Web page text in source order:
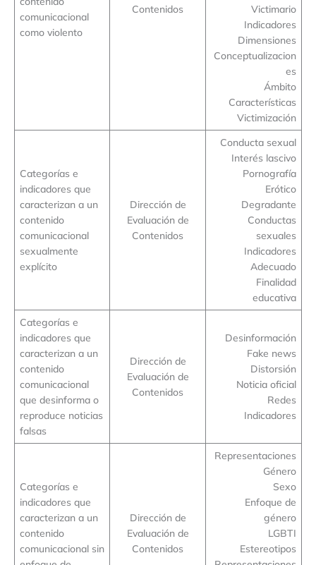
comunicacional
como violento
Contenidos
Victimario
Indicadores
Dimensiones
Conceptualizacion
es
Ámbito
Características
Victimización
Categorías e
indicadores que
caracterizan a un
contenido
comunicacional
sexualmente
explícito
Dirección de
Evaluación de
Contenidos
Conducta sexual
Interés lascivo
Pornografía
Erótico
Degradante
Conductas
sexuales
Indicadores
Adecuado
Finalidad
educativa
Categorías e
indicadores que
caracterizan a un
contenido
comunicacional
que desinforma o
reproduce noticias
falsas
Dirección de
Evaluación de
Contenidos
Desinformación
Fake news
Distorsión
Noticia oficial
Redes
Indicadores
Categorías e
indicadores que
caracterizan a un
contenido
comunicacional sin
Dirección de
Evaluación de
Contenidos
Representaciones
Género
Sexo
Enfoque de
género
LGBTI
Estereotipos